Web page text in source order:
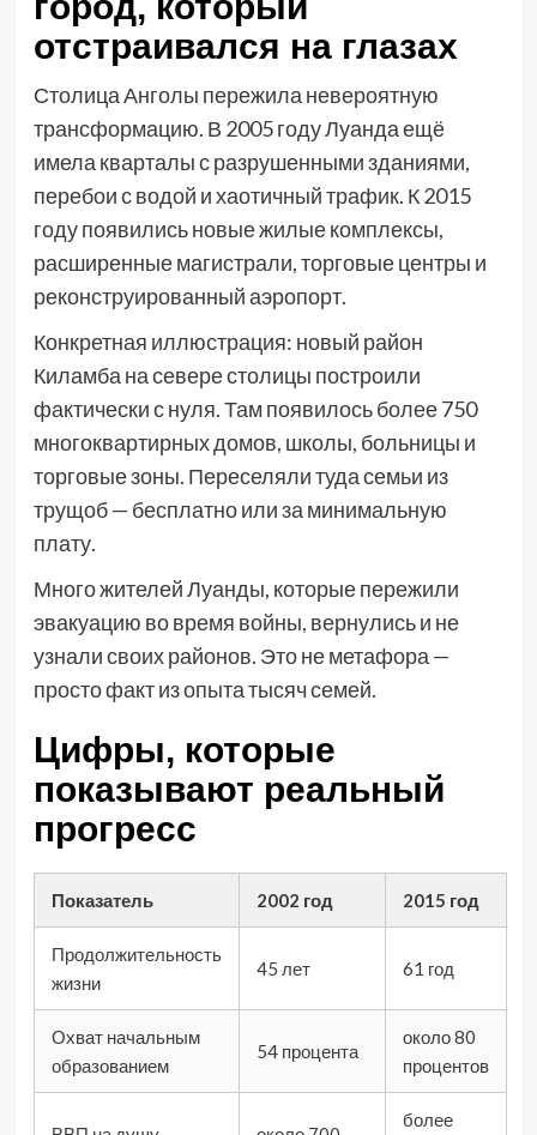
отстраивался на глазах
Столица Анголы пережила невероятную
трансформацию. В 2005 году Луанда ещё
имела кварталы с разрушенными зданиями,
перебои с водой и хаотичный трафик. К 2015
году появились новые жилые комплексы,
расширенные магистрали, торговые центры и
реконструированный аэропорт.
Конкретная иллюстрация: новый район
Киламба на севере столицы построили
фактически с нуля. Там появилось более 750
многоквартирных домов, школы, больницы и
торговые зоны. Переселяли туда семьи из
трущоб — бесплатно или за минимальную
плату.
Много жителей Луанды, которые пережили
эвакуацию во время войны, вернулись и не
узнали своих районов. Это не метафора —
просто факт из опыта тысяч семей.
Цифры, которые
показывают реальный
прогресс
Показатель 2002 год 2015 год
Продолжительность
жизни
45 лет 61 год
Охват начальным
образованием
54 процента
около 80
процентов
более